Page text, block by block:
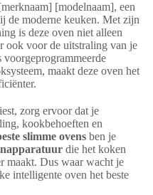
[modelnaam], een
de moderne keuken. Met zijn
is deze oven niet alleen
ook voor de uitstraling van je
maakt deze oven het
zorg ervoor dat je
kookbehoeften en
slimme ovens ben je
die het koken
maakt. Dus waar wacht je
intelligente oven het beste